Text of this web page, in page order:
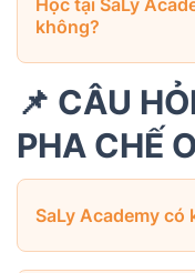
Học tại SaLy
không?
📌 CÂU
PHA CHẾ
SaLy Academy